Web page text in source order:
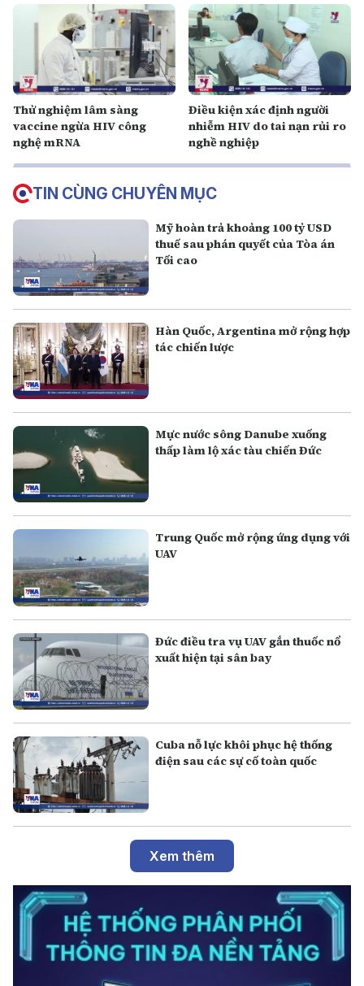
Thử nghiệm lâm sàng
vaccine ngừa HIV công
nghệ mRNA
Điều kiện xác định người
nhiễm HIV do tai nạn rủi ro
nghề nghiệp
TIN CÙNG CHUYÊN MỤC
Mỹ hoàn trả khoảng 100 tỷ USD
thuế sau phán quyết của Tòa án
Tối cao
Hàn Quốc, Argentina mở rộng hợp
tác chiến lược
Mực nước sông Danube xuống
thấp làm lộ xác tàu chiến Đức
Trung Quốc mở rộng ứng dụng với
UAV
Đức điều tra vụ UAV gắn thuốc nổ
xuất hiện tại sân bay
Cuba nỗ lực khôi phục hệ thống
điện sau các sự cố toàn quốc
Xem thêm